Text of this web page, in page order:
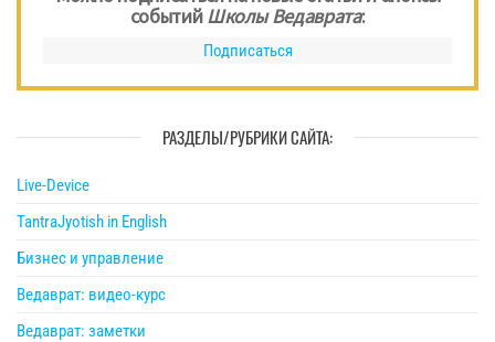
событийШколы Ведаврата:
Подписаться
РАЗДЕЛЫ/РУБРИКИ САЙТА:
Live-Device
TantraJyotish in English
Бизнес и управление
Ведаврат: видео-курс
Ведаврат: заметки